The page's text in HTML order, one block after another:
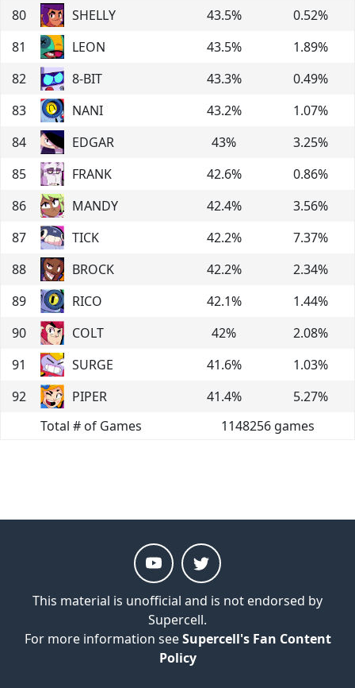
80
SHELLY 43.5% 0.52%
81
LEON 43.5% 1.89%
82
8-BIT 43.3% 0.49%
83
NANI 43.2% 1.07%
84
EDGAR 43% 3.25%
85
FRANK 42.6% 0.86%
86
MANDY 42.4% 3.56%
87
TICK 42.2% 7.37%
88
BROCK 42.2% 2.34%
89
RICO 42.1% 1.44%
90
COLT 42% 2.08%
91
SURGE 41.6% 1.03%
92
PIPER 41.4% 5.27%
Total # of Games
1148256 games
This material is unofficial and is not endorsed by
Supercell.
For more information seeSupercell's Fan Content
Policy